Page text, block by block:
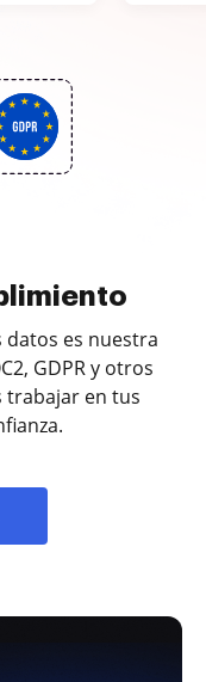
datos es nuestra
GDPR y otros
trabajar en tus